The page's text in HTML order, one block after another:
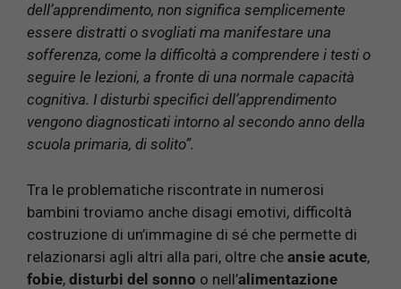
dell’apprendimento, non significa semplicemente
essere distratti o svogliati ma manifestare una
sofferenza, come la difficoltà a comprendere i testi o
seguire le lezioni, a fronte di una normale capacità
cognitiva. I disturbi specifici dell’apprendimento
vengono diagnosticati intorno al secondo anno della
scuola primaria, di solito”.
Tra le problematiche riscontrate in numerosi
bambini troviamo anche disagi emotivi, difficoltà
costruzione di un’immagine di sé che permette di
relazionarsi agli altri alla pari, oltre che ansie acute,
fobie, disturbi del sonno o nell’alimentazione